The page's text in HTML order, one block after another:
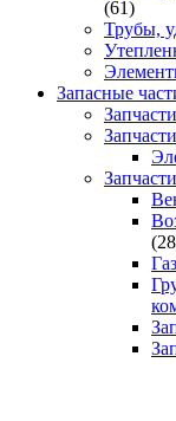
(61)
Трубы,
Запасные